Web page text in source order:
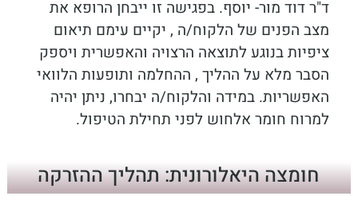
ד"ר דוד מור- יוסף. בפגישה זו ייבחן הרופא את
מצב הפנים של הלקוח/ה , יקיים עימם תיאום
ציפיות בנוגע לתוצאה הרצויה והאפשרית ויספק
הסבר מלא על ההליך , ההחלמה ותופעות הלוואי
האפשריות. במידה והלקוח/ה יבחרו, ניתן יהיה
למרוח חומר אלחוש לפני תחילת הטיפול.
חומצה היאלורונית: תהליך ההזרקה